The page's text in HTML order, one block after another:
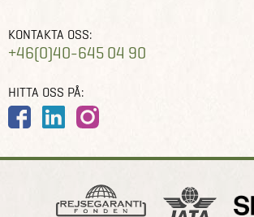
KONTAKTA OSS:
+46(0)40-645 04 90
HITTA OSS PÅ: